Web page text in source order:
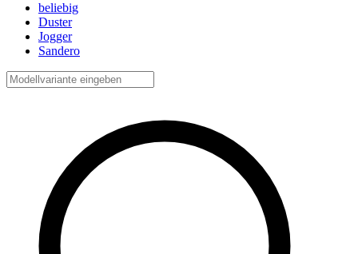
beliebig
Duster
Jogger
Sandero